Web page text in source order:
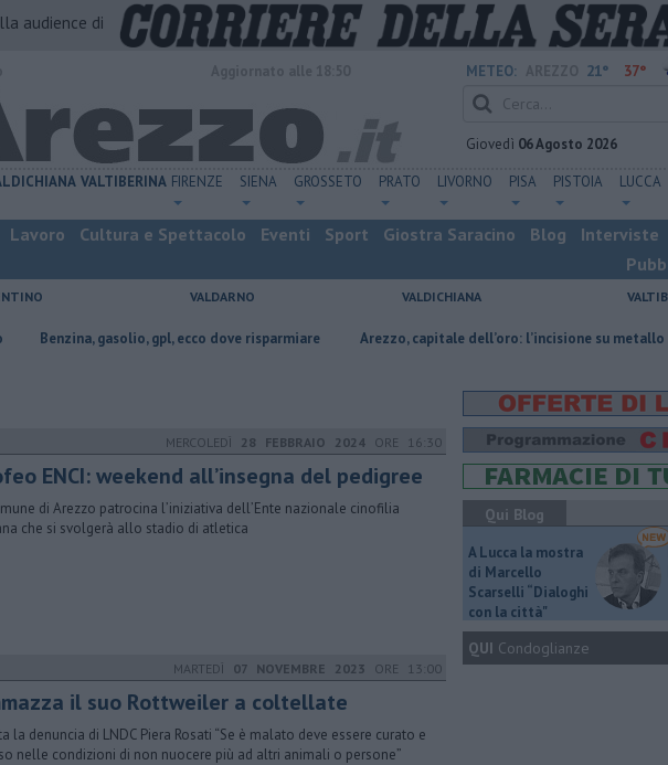
audience di
METEO: 21° 37°
Giovedì 06 Agosto 2026
VALTIBERINA FIRENZE SIENA GROSSETO PRATO LIVORNO PISA PISTOIA LUCCA
Lavoro Cultura e Spettacolo Eventi Sport Giostra Saracino Blog Interviste
VALDARNO VALDICHIANA
gasolio, gpl, ecco dove risparmiare Arezzo, capitale dell’oro: l’incisione su metallo tra gioielli e
MERCOLEDÌ 28 FEBBRAIO 2024 ORE 16:30
ENCI: weekend all’insegna del pedigree
di Arezzo patrocina l’iniziativa dell’Ente nazionale cinofilia
che si svolgerà allo stadio di atletica
MARTEDÌ 07 NOVEMBRE 2023 ORE 13:00
il suo Rottweiler a coltellate
la denuncia di LNDC Piera Rosati “Se è malato deve essere curato e
nelle condizioni di non nuocere più ad altri animali o persone”
Qui Blog
A Lucca la mostra
di Marcello
Scarselli “Dialoghi
con la città"
QUI Condoglianze